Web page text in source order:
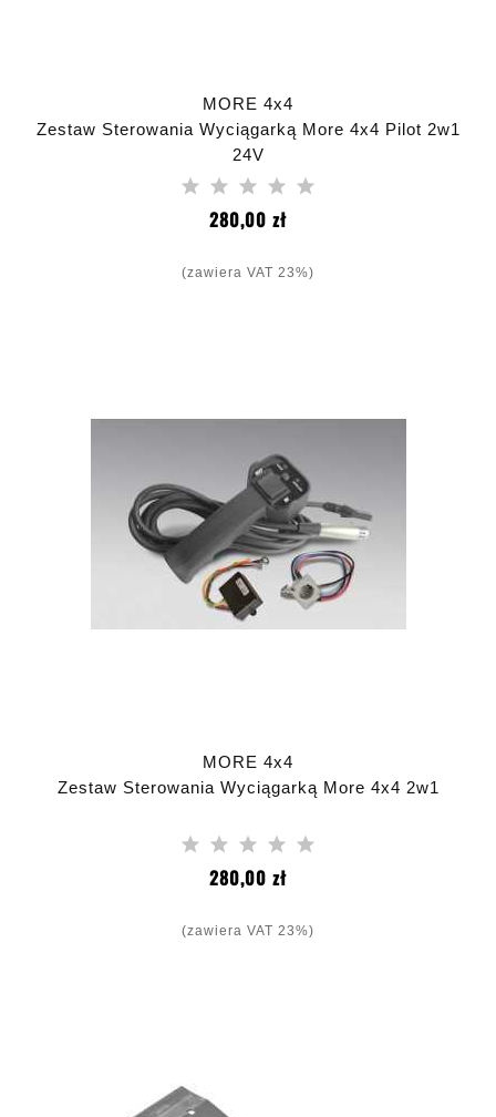
MORE 4x4
Zestaw Sterowania Wyciągarką More 4x4 Pilot 2w1
24V
280,00 złCena
(zawiera VAT 23%)
MORE 4x4
Zestaw Sterowania Wyciągarką More 4x4 2w1
280,00 złCena
(zawiera VAT 23%)